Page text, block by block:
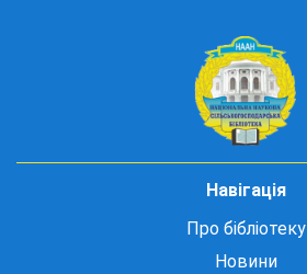
Навігація
Про бібліотеку
Новини